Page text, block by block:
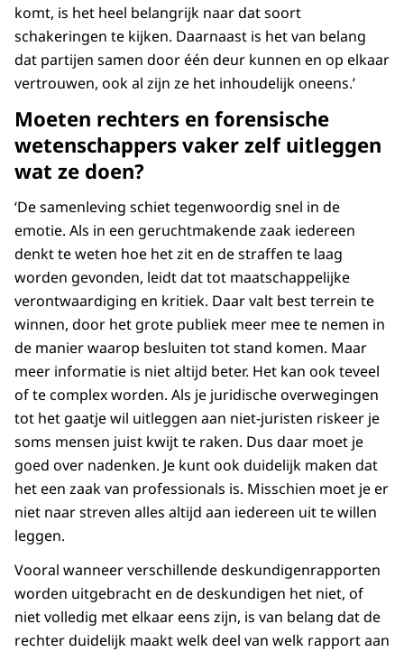
komt, is het heel belangrijk naar dat soort
schakeringen te kijken. Daarnaast is het van belang
dat partijen samen door één deur kunnen en op elkaar
vertrouwen, ook al zijn ze het inhoudelijk oneens.’
Moeten rechters en forensische
wetenschappers vaker zelf uitleggen
wat ze doen?
‘De samenleving schiet tegenwoordig snel in de
emotie. Als in een geruchtmakende zaak iedereen
denkt te weten hoe het zit en de straffen te laag
worden gevonden, leidt dat tot maatschappelijke
verontwaardiging en kritiek. Daar valt best terrein te
winnen, door het grote publiek meer mee te nemen in
de manier waarop besluiten tot stand komen. Maar
meer informatie is niet altijd beter. Het kan ook teveel
of te complex worden. Als je juridische overwegingen
tot het gaatje wil uitleggen aan niet-juristen riskeer je
soms mensen juist kwijt te raken. Dus daar moet je
goed over nadenken. Je kunt ook duidelijk maken dat
het een zaak van professionals is. Misschien moet je er
niet naar streven alles altijd aan iedereen uit te willen
leggen.
Vooral wanneer verschillende deskundigenrapporten
worden uitgebracht en de deskundigen het niet, of
niet volledig met elkaar eens zijn, is van belang dat de
rechter duidelijk maakt welk deel van welk rapport aan